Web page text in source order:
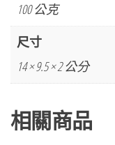
版
月
與
亮
伊
100 公克
尺寸
14 × 9.5 × 2 公分
相關商品